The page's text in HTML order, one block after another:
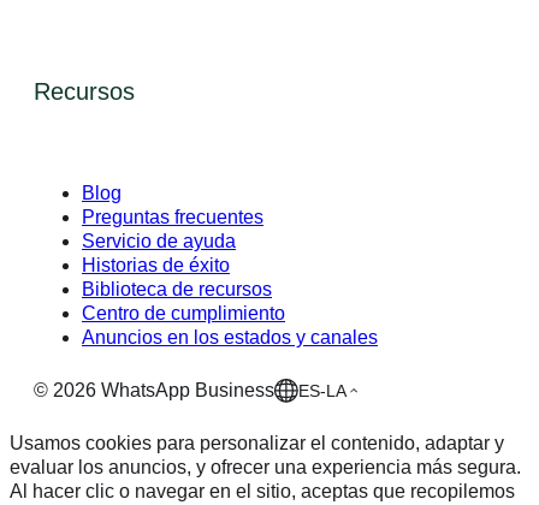
Recursos
Blog
Preguntas frecuentes
Servicio de ayuda
Historias de éxito
Biblioteca de recursos
Centro de cumplimiento
Anuncios en los estados y canales
© 2026 WhatsApp Business ES-LA
Usamos cookies para personalizar el contenido, adaptar y
evaluar los anuncios, y ofrecer una experiencia más segura.
Al hacer clic o navegar en el sitio, aceptas que recopilemos